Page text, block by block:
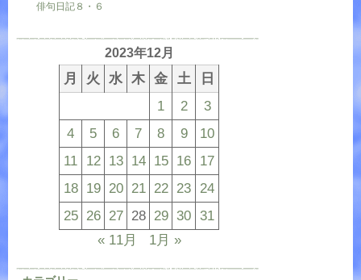
俳句日記８・６
2023年12月
月 火 水 木 金 土
日
1
2
3
4
5 6 7 8 9
10
11 12 13 14 15 16 17
18 19 20 21 22 23 24
25 26 27 28 29 30 31
« 11月
1月 »